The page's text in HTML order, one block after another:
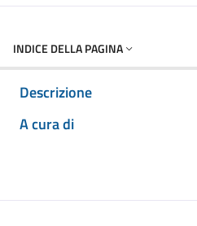
INDICE DELLA PAGINA
Descrizione
A cura di